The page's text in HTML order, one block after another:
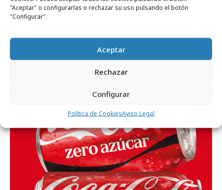
"Aceptar" o configurarlas o rechazar su uso pulsando el botón
"Configurar".
Aceptar
Rechazar
Configurar
Política de CookiesAviso Legal
martes, 28 de julio 2026
Coca-Cola da la bienvenida a su nueva era